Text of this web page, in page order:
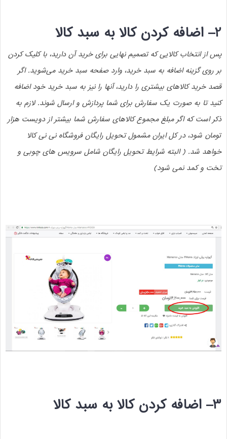
2
– اضافه کردن کالا به سبد کالا
پس از انتخاب کالایی که تصمیم نهایی برای خرید آن دارید، با کلیک کردن
بر روی گزینه اضافه به سبد خرید، وارد صفحه سبد خرید می‌‏شوید. اگر
قصد خرید کالاهای بیشتری را دارید، آنها را نیز به سبد خرید خود اضافه
کنید تا به صورت یک سفارش برای شما پردازش و ارسال شوند. لازم به
ذکر است که اگر مبلغ مجموع کالاهای سفارش‌ شما بیشتر از دویست هزار
تومان شود، در کل ایران مشمول تحویل رایگان فروشگاه نی نی کالا
خواهد شد. ( البته شرایط تحویل رایگان شامل سرویس های چوبی و
تخت و کمد نمی شود)
3
– اضافه کردن کالا به سبد کالا